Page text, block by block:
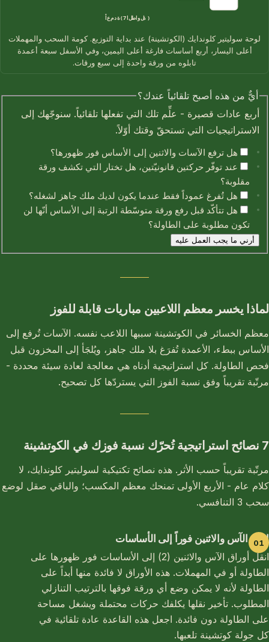
الطاولة (7 أعمدة)
لوحة سوليتير كلوندايك (الكوتشينة) عند بداية التوزيع. كومة السحب والمهملات
أعلى اليسار، أربع أساسات فارغة أعلى اليمين، وفي الأسفل سبعة أعمدة
تابلوه من ورقة واحدة إلى سبع ورقات.
أيٌّ من هذه أصبح تلقائياً عندك؟
أربع عادات قصيرة - علِّم تلك التي تفعلها تلقائياً. سنوجّهك إلى
الاستراتيجيات التي تستحقّ وقتك أوّلاً.
هل ترفع الآسات والاثنين إلى الأساس فور ظهورها؟
عند توفّر حركتين قانونيّتين، هل تختار التي تكشف ورقة
مقلوبة؟
هل تُفرغ عموداً فقط عندما يكون لديك ملك جاهز لشغله؟
هل تتأكّد قبل رفع ورقة متوسّطة الرتبة إلى الأساس أنّها لن
تكون مطلوبة على الطاولة؟
أرني ما يجب العمل عليه
لماذا يخسر معظم اللاعبين مباريات قابلة للفوز
معظم الخسائر في الكوتشينة سببها اللاعب نفسه. الآسات تُرفع إلى
الأساس ببطء، الأعمدة تُفرَغ بلا ملك جاهز، ويُلجَأ إلى المخزون قبل
فحص الطاولة. كل استراتيجية أدناه هي معالجة لعادة سيئة محددة -
مرتّبة تقريباً وفق نسبة الفوز التي يستردّها كل تصحيح.
7 نصائح استراتيجية تُحرّك نسبة فوزك في الكوتشينة
مرتّبة تقريباً حسب الأثر. هذه نصائح تكتيكية لسوليتير كلوندايك، لا
كلام عام - الأربع الأولى تمنحك معظم المكسب؛ والباقي صقل لوضع
سحب 3 التنافسي.
انقل الآس والاثنين فوراً إلى الأساسات
انقل أوراق الآس والاثنين (2) إلى الأساسات فور ظهورها على
الطاولة أو في المهملات. هذه الأوراق لا فائدة منها أبداً على
الطاولة لأنه لا يمكن وضع أي ورقة فوقها بالترتيب التنازلي
المطلوب. تأخير نقلها يكلفك حركات محتملة ويشغل مساحة
على الطاولة دون فائدة. اجعل هذه القاعدة عادة تلقائية في
كل جولة كوتشينة تلعبها.